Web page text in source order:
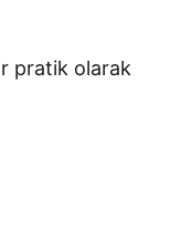
pratik olarak